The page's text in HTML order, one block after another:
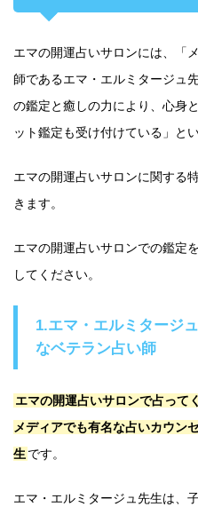
エマの開運占いサロンには、「
師であるエマ・エルミタージュ
の鑑定と癒しの力により、心身
ット鑑定も受け付けている」と
エマの開運占いサロンに関する
きます。
エマの開運占いサロンでの鑑定
してください。
1.エマ・エルミタージ
なベテラン占い師
エマの開運占いサロンで占って
メディアでも有名な占いカウン
生です。
エマ・エルミタージュ先生は、